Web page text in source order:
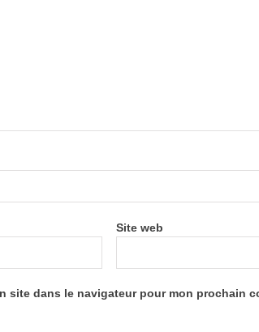
Site web
site dans le navigateur pour mon prochain